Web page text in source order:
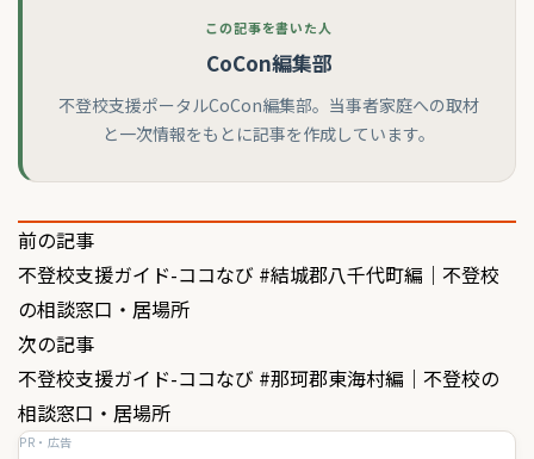
この記事を書いた人
CoCon編集部
不登校支援ポータルCoCon編集部。当事者家庭への取材
と一次情報をもとに記事を作成しています。
投
稿
ナ
ビ
ゲ
前の記事
不登校支援ガイド-ココなび #結城郡八千代町編｜不登校
の相談窓口・居場所
次の記事
不登校支援ガイド-ココなび #那珂郡東海村編｜不登校の
相談窓口・居場所
PR・広告